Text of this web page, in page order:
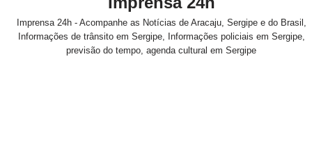
Imprensa 24h - Acompanhe as Notícias de Aracaju, Sergipe e do Brasil,
Informações de trânsito em Sergipe, Informações policiais em Sergipe,
previsão do tempo, agenda cultural em Sergipe